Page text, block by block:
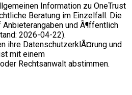
Information zu OneTrust
Beratung im Einzelfall. Die
und Ã¶ffentlich
2026-04-22).
ihre DatenschutzerklÃ¤rung und
mit einem
Rechtsanwalt abstimmen.